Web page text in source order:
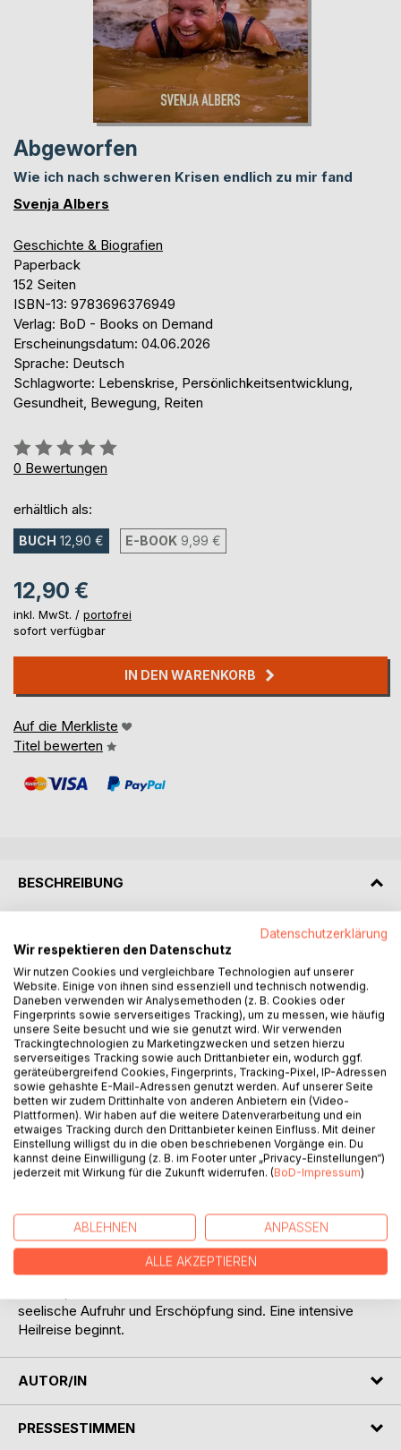
Abgeworfen
Wie ich nach schweren Krisen endlich zu mir fand
Svenja Albers
Geschichte & Biografien
Paperback
152 Seiten
ISBN-13: 9783696376949
Verlag: BoD - Books on Demand
Erscheinungsdatum: 04.06.2026
Sprache: Deutsch
Schlagworte: Lebenskrise, Persönlichkeitsentwicklung,
Gesundheit, Bewegung, Reiten
Bewertung::
0%
0 Bewertungen
erhältlich als:
BUCH 12,90 € E-BOOK 9,99 €
12,90 €
inkl. MwSt. / portofrei
sofort verfügbar
IN DEN WARENKORB
Auf die Merkliste
Titel bewerten
BESCHREIBUNG
Allein und einsam liege ich im Bett. Meine Gedanken
versuchen Halt zu finden, irgendetwas zu verstehen. Die
tosenden Wellen meiner eigenen Sturmflut beginnen noch
einmal stärker zu werden. Schwarz zieht sich der Himmel
über mir zu, Sturm peitscht um mich und ich habe keine
Ahnung, wie lange mein Deich hält. Ich schlage die Decke
zurück und kann sie sehen. Meine nackten Beine, meine
Füße, die in warmen Socken stecken.
Sie sind mir eigenartig fremd, scheinen nicht zu mir zu
gehören.
Ich kann nicht sagen, ob meine Füße wirklich warm sind,
denn ich spüre sie nicht. Genau genommen nehme ich von
der Brust abwärts nichts mehr von meinem Körper wahr.
Grenzen ihres Daseins. Sie, die Unermüdliche, bangt um
die Beweglichkeit. Ein Leben im Rollstuhl droht, die Zukunft
scheint düster. Doch gleichzeitig kommt mit dem
erzwungenen Stillstand die Chance der Reflexion. Sie
seelische Aufruhr und Erschöpfung sind. Eine intensive
Heilreise beginnt.
AUTOR/IN
PRESSESTIMMEN
Datenschutzerklärung
Wir respektieren den Datenschutz
Wir nutzen Cookies und vergleichbare Technologien auf unserer
Website. Einige von ihnen sind essenziell und technisch notwendig.
Daneben verwenden wir Analysemethoden (z. B. Cookies oder
Fingerprints sowie serverseitiges Tracking), um zu messen, wie häufig
unsere Seite besucht und wie sie genutzt wird. Wir verwenden
Trackingtechnologien zu Marketingzwecken und setzen hierzu
serverseitiges Tracking sowie auch Drittanbieter ein, wodurch ggf.
geräteübergreifend Cookies, Fingerprints, Tracking-Pixel, IP-Adressen
sowie gehashte E-Mail-Adressen genutzt werden. Auf unserer Seite
betten wir zudem Drittinhalte von anderen Anbietern ein (Video-
Plattformen). Wir haben auf die weitere Datenverarbeitung und ein
etwaiges Tracking durch den Drittanbieter keinen Einfluss. Mit deiner
Einstellung willigst du in die oben beschriebenen Vorgänge ein. Du
kannst deine Einwilligung (z. B. im Footer unter „Privacy-Einstellungen“)
jederzeit mit Wirkung für die Zukunft widerrufen. (BoD-Impressum)
ABLEHNEN ANPASSEN
ALLE AKZEPTIEREN